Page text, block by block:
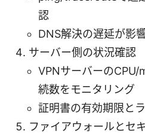
認
DNS解決の遅延が影
サーバー側の状況確認
VPNサーバーの
続数をモニタリング
証明書の有効期限と
ファイアウォールとセ